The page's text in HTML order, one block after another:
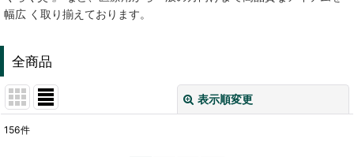
幅広 く取り揃えております。
全商品
表示順変更
156件